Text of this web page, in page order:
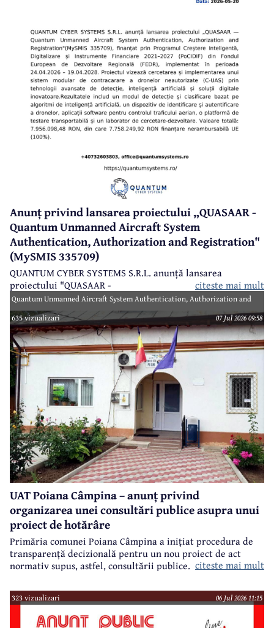
Anunț privind lansarea proiectului „QUASAAR -
Quantum Unmanned Aircraft System
Authentication, Authorization and Registration"
(MySMIS 335709)
QUANTUM CYBER SYSTEMS S.R.L. anunță lansarea
proiectului "QUASAAR -
Quantum Unmanned Aircraft System Authentication, Authorization and
Registration" (MySMIS 335709), finanțat prin Programul Creștere
Inteligentă, Digitalizare și Instrumente Financiare 2021-2027 (PoCIDIF) din
Fondul European de Dezvoltare Regională (FEDR).
citeste mai mult
635 vizualizari 07 Jul 2026 09:58
UAT Poiana Câmpina – anunț privind
organizarea unei consultări publice asupra unui
proiect de hotărâre
Primăria comunei Poiana Câmpina a inițiat procedura de
transparență decizională pentru un nou proiect de act
normativ supus, astfel, consultării publice. citeste mai mult
323 vizualizari 06 Jul 2026 11:15